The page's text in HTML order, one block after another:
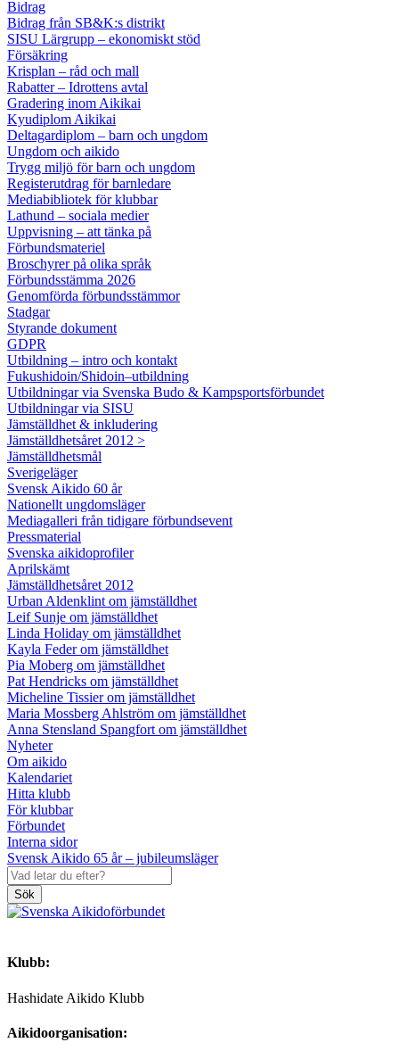
Bidrag
Bidrag från SB&K:s distrikt
SISU Lärgrupp – ekonomiskt stöd
Försäkring
Krisplan – råd och mall
Rabatter – Idrottens avtal
Gradering inom Aikikai
Kyudiplom Aikikai
Deltagardiplom – barn och ungdom
Ungdom och aikido
Trygg miljö för barn och ungdom
Registerutdrag för barnledare
Mediabibliotek för klubbar
Lathund – sociala medier
Uppvisning – att tänka på
Förbundsmateriel
Broschyrer på olika språk
Förbundsstämma 2026
Genomförda förbundsstämmor
Stadgar
Styrande dokument
GDPR
Utbildning – intro och kontakt
Fukushidoin/Shidoin–utbildning
Utbildningar via Svenska Budo & Kampsportsförbundet
Utbildningar via SISU
Jämställdhet & inkludering
Jämställdhetsåret 2012 >
Jämställdhetsmål
Sverigeläger
Svensk Aikido 60 år
Nationellt ungdomsläger
Mediagalleri från tidigare förbundsevent
Pressmaterial
Svenska aikidoprofiler
Aprilskämt
Jämställdhetsåret 2012
Urban Aldenklint om jämställdhet
Leif Sunje om jämställdhet
Linda Holiday om jämställdhet
Kayla Feder om jämställdhet
Pia Moberg om jämställdhet
Pat Hendricks om jämställdhet
Micheline Tissier om jämställdhet
Maria Mossberg Ahlström om jämställdhet
Anna Stensland Spangfort om jämställdhet
Nyheter
Om aikido
Kalendariet
Hitta klubb
För klubbar
Förbundet
Interna sidor
Svensk Aikido 65 år – jubileumsläger
Sök
Klubb:
Hashidate Aikido Klubb
Aikidoorganisation: